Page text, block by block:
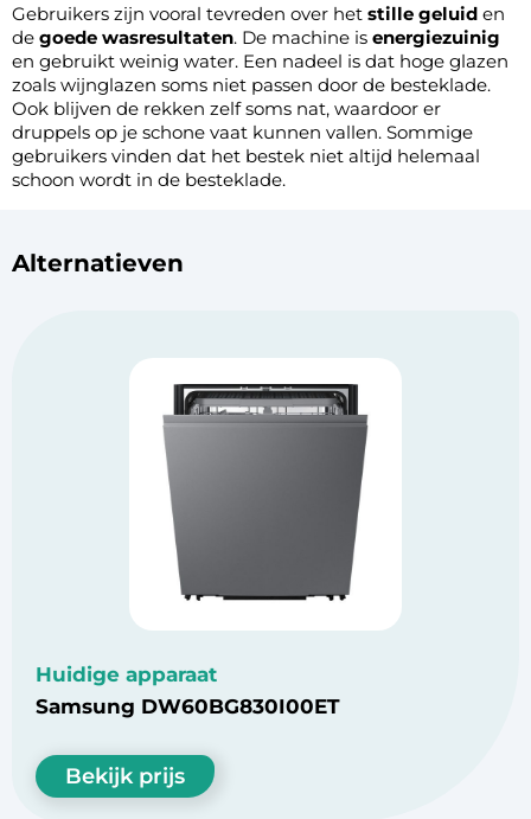
Gebruikers zijn vooral tevreden over het stille geluid en
de goede wasresultaten. De machine is energiezuinig
en gebruikt weinig water. Een nadeel is dat hoge glazen
zoals wijnglazen soms niet passen door de besteklade.
Ook blijven de rekken zelf soms nat, waardoor er
druppels op je schone vaat kunnen vallen. Sommige
gebruikers vinden dat het bestek niet altijd helemaal
schoon wordt in de besteklade.
Alternatieven
Huidige apparaat
Samsung DW60BG830I00ET
Bekijk prijs